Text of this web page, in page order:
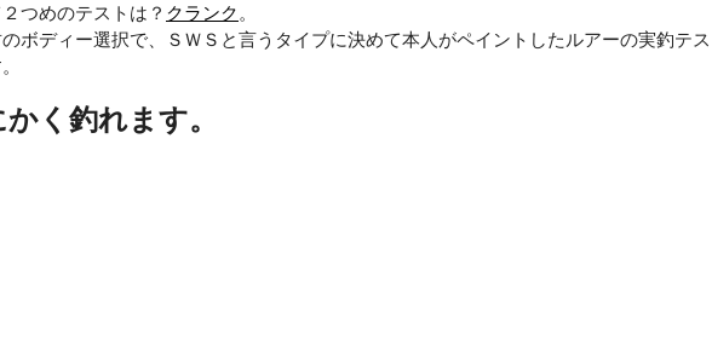
つめのテストは？ クランク 。
ボディー選択で、ＳＷＳと言うタイプに決めて本人がペイントしたルアーの実釣テス
かく釣れます。